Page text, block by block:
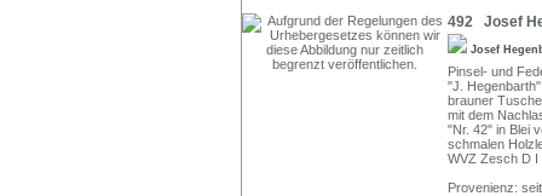
492 Josef
Josef
Pinsel- und
"J.
brauner
mit dem
"Nr. 42" in Blei
schmalen
WVZ Zesch D I
Provenienz: